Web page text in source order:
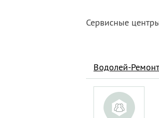
Сервисные
Водолей-Ремонт